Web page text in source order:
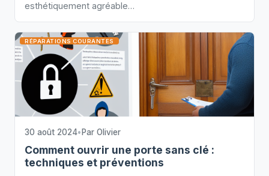
esthétiquement agréable…
RÉPARATIONS COURANTES
30 août 2024• Par Olivier
Comment ouvrir une porte sans clé :
techniques et préventions